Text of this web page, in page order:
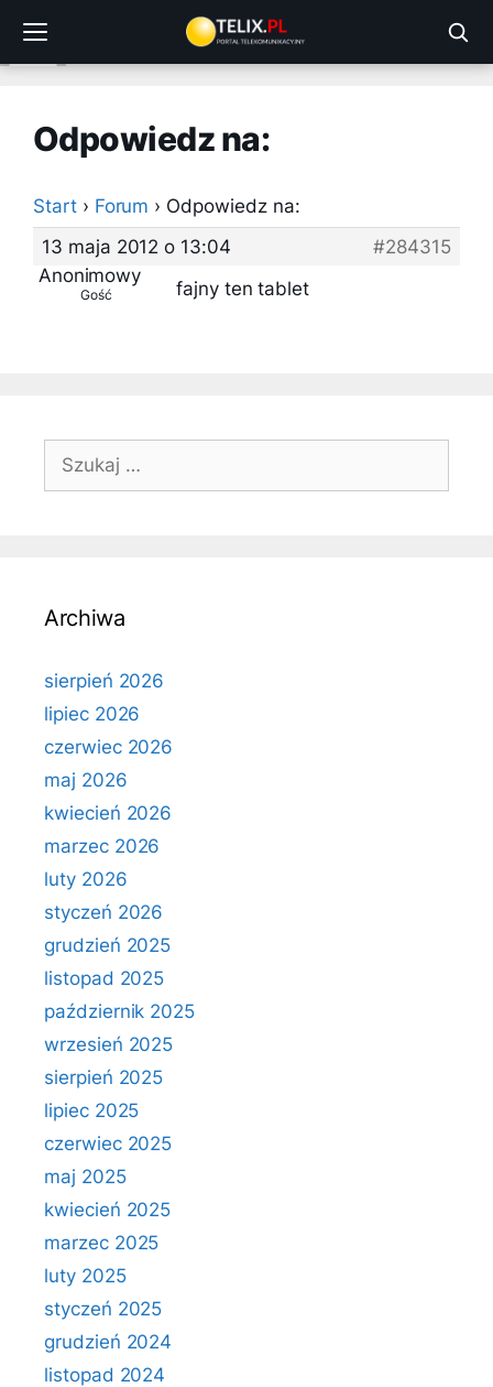
treści
Odpowiedz na:
Start › Forum › Odpowiedz na:
13 maja 2012 o 13:04
#284315
Anonimowy
Gość fajny ten tablet
Szukaj:
Archiwa
sierpień 2026
lipiec 2026
czerwiec 2026
maj 2026
kwiecień 2026
marzec 2026
luty 2026
styczeń 2026
grudzień 2025
listopad 2025
październik 2025
wrzesień 2025
sierpień 2025
lipiec 2025
czerwiec 2025
maj 2025
kwiecień 2025
marzec 2025
luty 2025
styczeń 2025
grudzień 2024
listopad 2024